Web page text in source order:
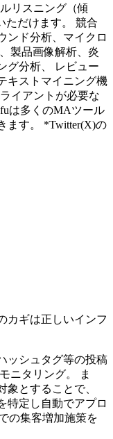
リスニング（傾
ただけます。 競合
ンド分析、マイクロ
製品画像解析、炎
グ分析、 レビュー
キストマイニング機
イアントが必要な
は多くのMAツール
ます。 *Twitter(X)の
カギは正しいインフ
ッシュタグ等の投稿
ニタリング。 ま
象とすることで、
特定し自動でアプロ
の集客増加施策を